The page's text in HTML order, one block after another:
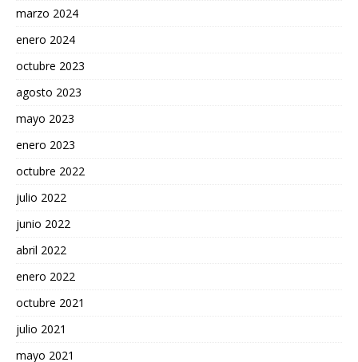
marzo 2024
enero 2024
octubre 2023
agosto 2023
mayo 2023
enero 2023
octubre 2022
julio 2022
junio 2022
abril 2022
enero 2022
octubre 2021
julio 2021
mayo 2021